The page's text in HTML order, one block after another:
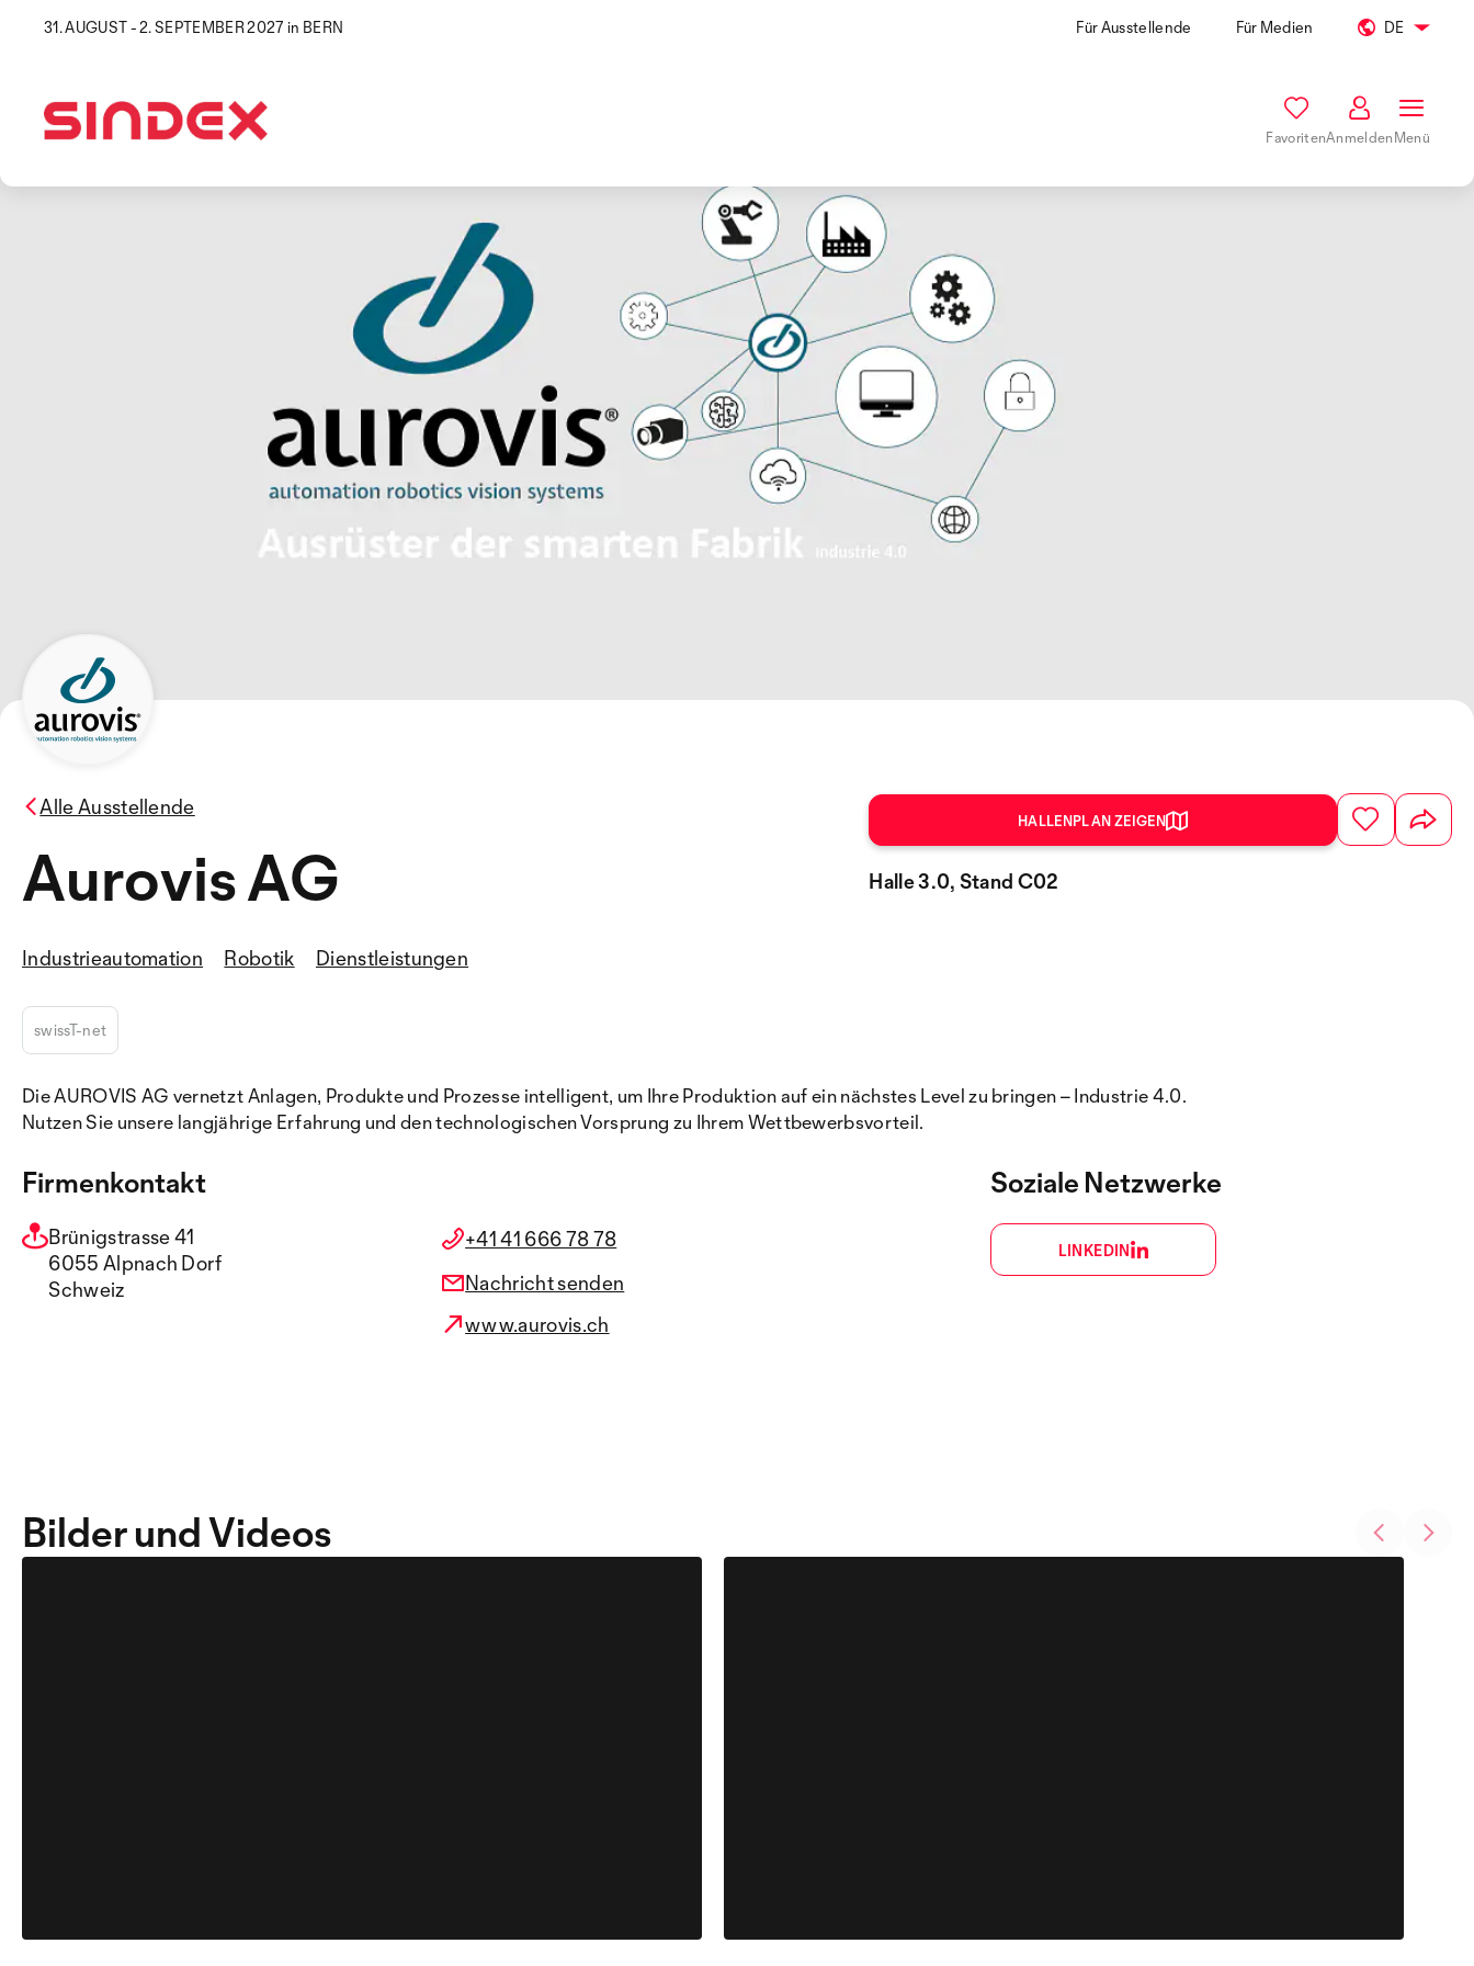
31. AUGUST - 2. SEPTEMBER 2027 in BERN Für Ausstellende Für Medien DE
FavoritenAnmeldenMenü
Alle Ausstellende
Aurovis AG
Industrieautomation Robotik Dienstleistungen
swissT-net
HALLENPLAN ZEIGEN
Halle 3.0, Stand C02
Die AUROVIS AG vernetzt Anlagen, Produkte und Prozesse intelligent, um Ihre Produktion auf ein nächstes Level zu bringen – Industrie 4.0.
Nutzen Sie unsere langjährige Erfahrung und den technologischen Vorsprung zu Ihrem Wettbewerbsvorteil.
Firmenkontakt
Brünigstrasse 41
6055 Alpnach Dorf
Schweiz
+41 41 666 78 78
Nachricht senden
www.aurovis.ch
Soziale Netzwerke
LINKEDIN
Bilder und Videos